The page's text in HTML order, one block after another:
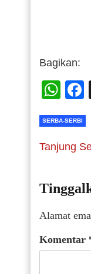
Bagikan:
SERBA-SERBI
Tanjung
Alamat
Komentar